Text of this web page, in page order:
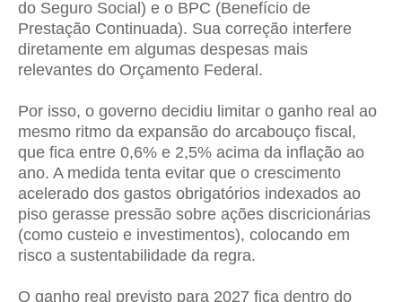
do Seguro Social) e o BPC (Benefício de
Prestação Continuada). Sua correção interfere
diretamente em algumas despesas mais
relevantes do Orçamento Federal.
Por isso, o governo decidiu limitar o ganho real ao
mesmo ritmo da expansão do arcabouço fiscal,
que fica entre 0,6% e 2,5% acima da inflação ao
ano. A medida tenta evitar que o crescimento
acelerado dos gastos obrigatórios indexados ao
piso gerasse pressão sobre ações discricionárias
(como custeio e investimentos), colocando em
risco a sustentabilidade da regra.
O ganho real previsto para 2027 fica dentro do